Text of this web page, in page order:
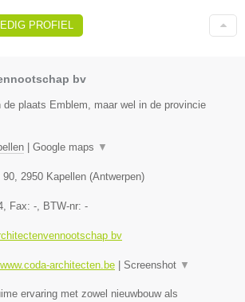
PROFIEL
bv
de plaats Emblem, maar wel in de provincie
Google maps ▼
90, 2950 Kapellen (Antwerpen)
, Fax: -, BTW-nr: -
bv
architecten.be Screenshot ▼
ervaring met zowel nieuwbouw als